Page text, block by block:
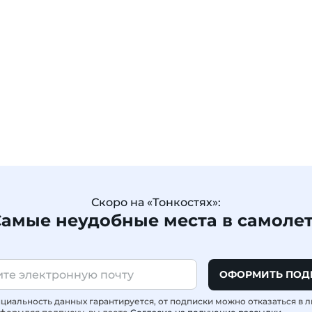
Скоро на «Тонкостях»:
неудобные места в
ОФОРМИТЬ
данных гарантируется, от подписки можно отказаться в